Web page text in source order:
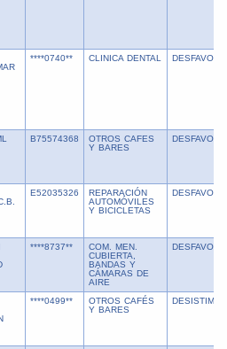
****0740** CLINICA DENTAL
B75574368
OTROS CAFES
Y BARES
E52035326
REPARACIÓN
AUTOMÓVILES
Y BICICLETAS
****8737**
COM. MEN.
CUBIERTA,
BANDAS Y
CÁMARAS DE
AIRE
****0499**
OTROS CAFÉS
Y BARES